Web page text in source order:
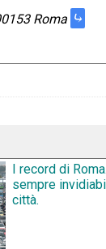
Roma ⤷
I record di
sempre
città.